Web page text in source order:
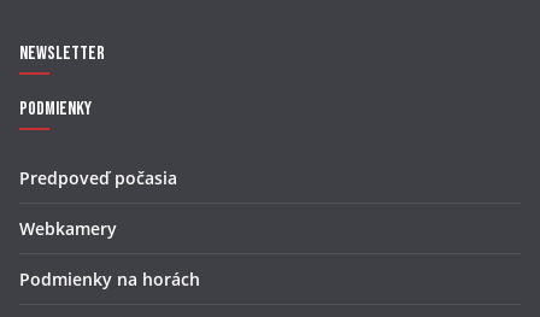
Newsletter
Podmienky
Predpoveď počasia
Webkamery
Podmienky na horách